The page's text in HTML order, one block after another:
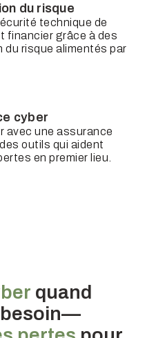
du risque
technique de
financier grâce à des
risque alimentés par
cyber
avec une assurance
outils qui aident
en premier lieu.
quand
besoin—